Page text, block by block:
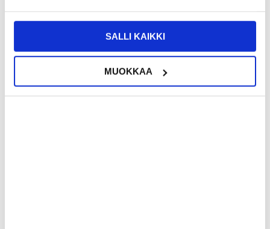
SALLI KAIKKI
MUOKKAA
Yanmai X1R RGB USB-kondensaattorimikrofoni - langallinen
pöytämikrofoni, jossa on pop-suodatin ja melunvaimennus
YANMAI X1R RGB USB -kondensaattorimikrofonin avulla. Tässä
selkeys ja käyttäjäystävälliset säätimet, ja se tarjoaa suorituskykyä
ja tyyliä yhdessä tyylikkäässä paketissa. Olipa kyseessä sitten
pelaaminen, podcasting tai laulun äänittäminen, se takaa
kristallinkirkkaan äänen ja visuaalisesti näyttävän läsnäolon